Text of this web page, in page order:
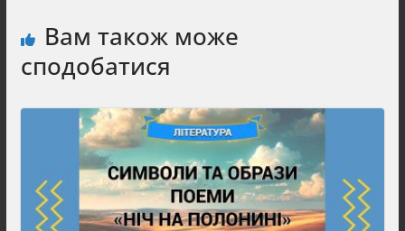
Вам також може
сподобатися